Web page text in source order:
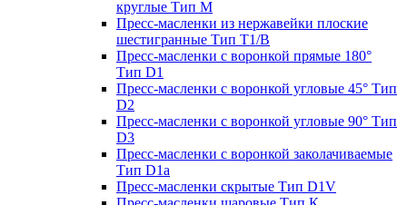
круглые Тип M
Пресс-масленки из нержавейки плоские
шестигранные Тип T1/B
Пресс-масленки с воронкой прямые 180°
Тип D1
Пресс-масленки с воронкой угловые 45° Тип
D2
Пресс-масленки с воронкой угловые 90° Тип
D3
Пресс-масленки с воронкой заколачиваемые
Тип D1a
Пресс-масленки скрытые Тип D1V